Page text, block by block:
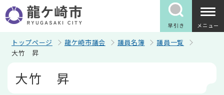
の
ペ
早引き メニュー
トップページ 龍ケ崎市議会 議員名簿
議員一覧
大竹 昇
大竹 昇